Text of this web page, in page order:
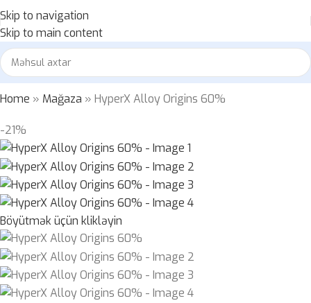
Skip to navigation
Skip to main content
Home » Mağaza » HyperX Alloy Origins 60%
-21%
Böyütmək üçün klikləyin